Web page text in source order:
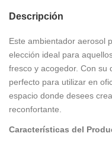
Descripción
Este ambientador aerosol
elección ideal para
fresco y acogedor. Con su
perfecto para utilizar en
espacio donde desees
reconfortante.
Características del